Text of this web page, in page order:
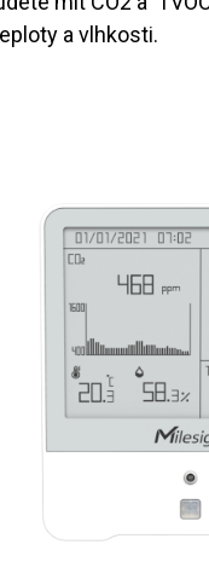
a vlhkosti.